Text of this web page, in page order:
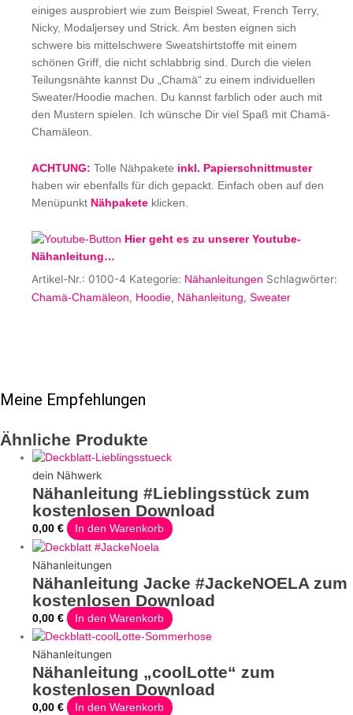
einiges ausprobiert wie zum Beispiel Sweat, French Terry,
Nicky, Modaljersey und Strick. Am besten eignen sich
schwere bis mittelschwere Sweatshirtstoffe mit einem
schönen Griff, die nicht schlabbrig sind. Durch die vielen
Teilungsnähte kannst Du „Chamä“ zu einem individuellen
Sweater/Hoodie machen. Du kannst farblich oder auch mit
den Mustern spielen. Ich wünsche Dir viel Spaß mit Chamä-
Chamäleon.
ACHTUNG: Tolle Nähpakete inkl. Papierschnittmuster
haben wir ebenfalls für dich gepackt. Einfach oben auf den
Menüpunkt Nähpakete klicken.
Hier geht es zu unserer Youtube-
Nähanleitung…
Artikel-Nr.: 0100-4 Kategorie: Nähanleitungen Schlagwörter:
Chamä-Chamäleon, Hoodie, Nähanleitung, Sweater
Meine Empfehlungen
Ähnliche Produkte
dein Nähwerk
Nähanleitung #Lieblingsstück zum
kostenlosen Download
0,00€ In den Warenkorb
Nähanleitungen
Nähanleitung Jacke #JackeNOELA zum
kostenlosen Download
0,00€ In den Warenkorb
Nähanleitungen
Nähanleitung „coolLotte“ zum
kostenlosen Download
0,00€ In den Warenkorb